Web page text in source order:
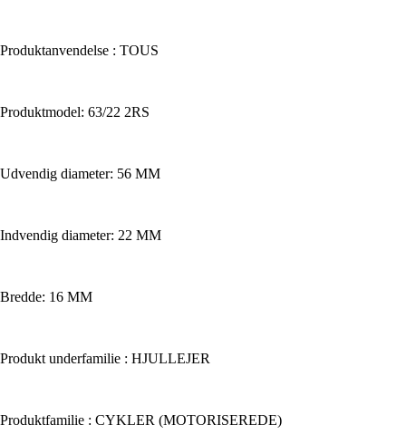
Produktanvendelse : TOUS
Produktmodel: 63/22 2RS
Udvendig diameter: 56 MM
Indvendig diameter: 22 MM
Bredde: 16 MM
Produkt underfamilie : HJULLEJER
Produktfamilie : CYKLER (MOTORISEREDE)